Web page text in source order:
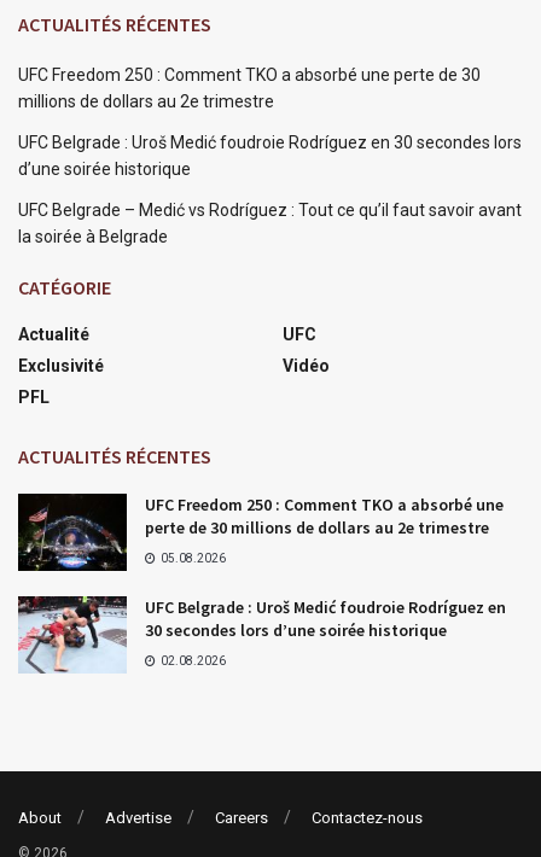
ACTUALITÉS RÉCENTES
UFC Freedom 250 : Comment TKO a absorbé une perte de 30
millions de dollars au 2e trimestre
UFC Belgrade : Uroš Medić foudroie Rodríguez en 30 secondes lors
d’une soirée historique
UFC Belgrade – Medić vs Rodríguez : Tout ce qu’il faut savoir avant
la soirée à Belgrade
CATÉGORIE
Actualité
Exclusivité
PFL
UFC
Vidéo
ACTUALITÉS RÉCENTES
UFC Freedom 250 : Comment TKO a absorbé une
perte de 30 millions de dollars au 2e trimestre
05.08.2026
UFC Belgrade : Uroš Medić foudroie Rodríguez en
30 secondes lors d’une soirée historique
02.08.2026
About Advertise Careers Contactez-nous
© 2026